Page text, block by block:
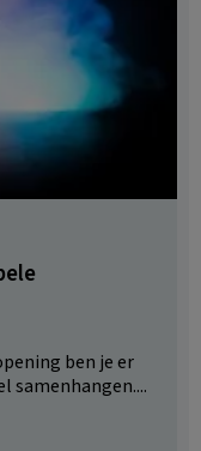
ben je er
samenhangen....